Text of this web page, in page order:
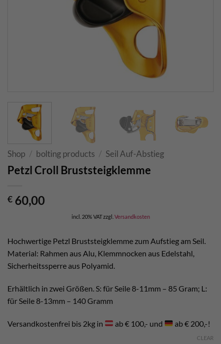
Shop / bolting products / Seil Auf-Abstieg
Petzl Croll Bruststeigklemme
€ 60,00
incl. 20% VATzzgl. Versandkosten
Hochwertige Petzl Bruststeigklemme zum Aufstieg am Seil.
Material: Rahmen aus Alu, Klemmnocken aus Edelstahl,
Sicherheitssperre aus Polyamid.
Erhältlich in zwei Größen. S: für Seile 8-11mm – 85 Gram; L:
für Seile 8-13mm – 140 Gramm
Versandkostenfrei bis 2kg in ab € 100,- und ab € 200,-!
CLEAR